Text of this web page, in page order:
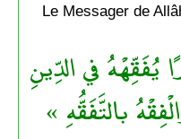
يُفَقِّهْهُ في الدِّينِ
بالتَّفَقُّهِ »